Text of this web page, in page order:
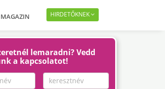
MAGAZIN HIRDETŐKNEK
lemaradni? Vedd
a kapcsolatot!